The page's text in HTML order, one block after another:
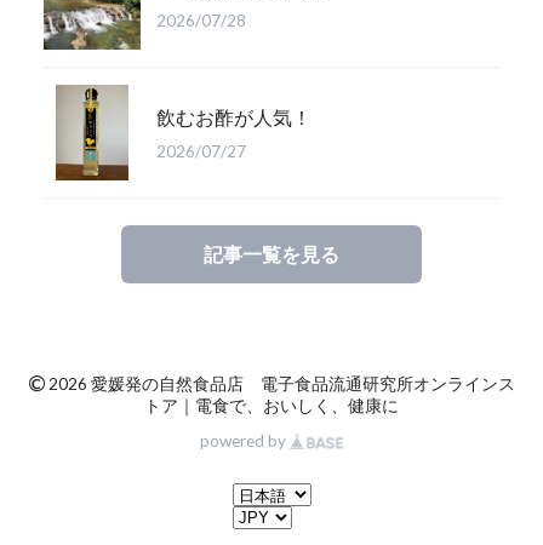
2026/07/28
飲むお酢が人気！
2026/07/27
記事一覧を見る
© 2026 愛媛発の自然食品店 電子食品流通研究所オンラインス
トア｜電食で、おいしく、健康に
powered by